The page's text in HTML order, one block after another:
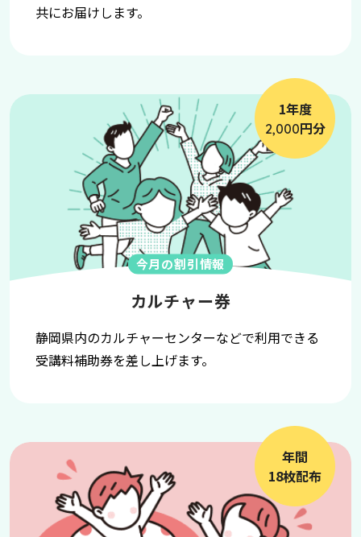
共にお届けします。
1年度
2,000円分
今月の割引情報
カルチャー券
静岡県内のカルチャーセンターなどで利用できる
受講料補助券を差し上げます。
年間
18枚配布